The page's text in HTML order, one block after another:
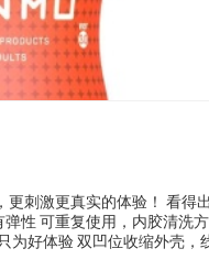
更刺激更真实的体验！ 看得
性 可重复使用，内胶清洗
为好体验 双凹位收缩外壳，